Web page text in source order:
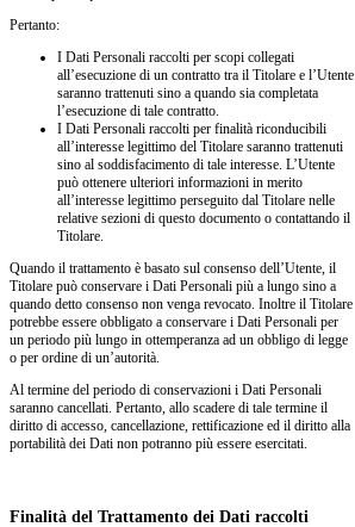
Pertanto:
I Dati Personali raccolti per scopi collegati
all’esecuzione di un contratto tra il Titolare e l’Utente
saranno trattenuti sino a quando sia completata
l’esecuzione di tale contratto.
I Dati Personali raccolti per finalità riconducibili
all’interesse legittimo del Titolare saranno trattenuti
sino al soddisfacimento di tale interesse. L’Utente
può ottenere ulteriori informazioni in merito
all’interesse legittimo perseguito dal Titolare nelle
relative sezioni di questo documento o contattando il
Titolare.
Quando il trattamento è basato sul consenso dell’Utente, il
Titolare può conservare i Dati Personali più a lungo sino a
quando detto consenso non venga revocato. Inoltre il Titolare
potrebbe essere obbligato a conservare i Dati Personali per
un periodo più lungo in ottemperanza ad un obbligo di legge
o per ordine di un’autorità.
Al termine del periodo di conservazioni i Dati Personali
saranno cancellati. Pertanto, allo scadere di tale termine il
diritto di accesso, cancellazione, rettificazione ed il diritto alla
portabilità dei Dati non potranno più essere esercitati.
Finalità del Trattamento dei Dati raccolti